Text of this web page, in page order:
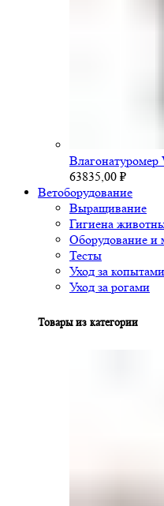
Влагонатуромер
63835,00 ₽
Ветоборудование
Выращивание
Гигиена
Оборудование и
Тесты
Уход за копытами
Уход за рогами
Товары из категории